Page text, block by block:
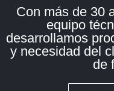
Con más de 30
equipo
desarrollamos
y necesidad del
de